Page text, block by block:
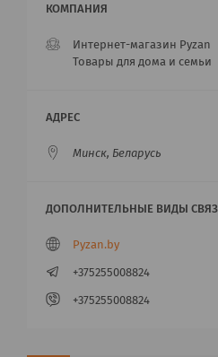
Интернет-магазин Pyzan
Товары для дома и семьи
Минск, Беларусь
Pyzan.by
+375255008824
+375255008824